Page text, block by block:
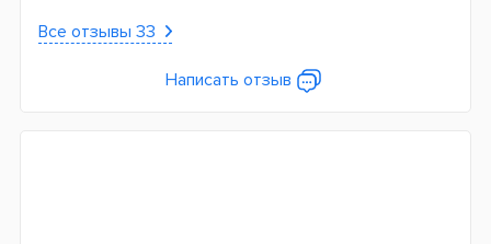
Все отзывы 33
Написать отзыв